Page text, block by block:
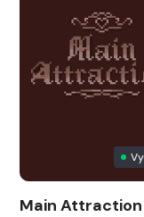
Main Attraction